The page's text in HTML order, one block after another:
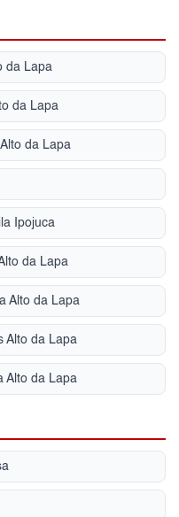
da Lapa
da Lapa
da Lapa
Ipojuca
da Lapa
Alto da Lapa
Alto da Lapa
Alto da Lapa